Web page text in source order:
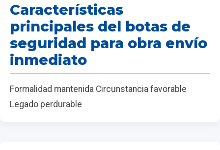
Características
principales del botas de
seguridad para obra envío
inmediato
Formalidad mantenida Circunstancia favorable
Legado perdurable